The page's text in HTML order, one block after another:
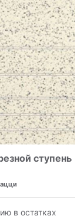
ступень
в остатках